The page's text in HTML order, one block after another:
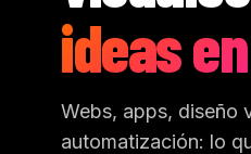
ideas
Webs, apps, diseño
automatización: lo